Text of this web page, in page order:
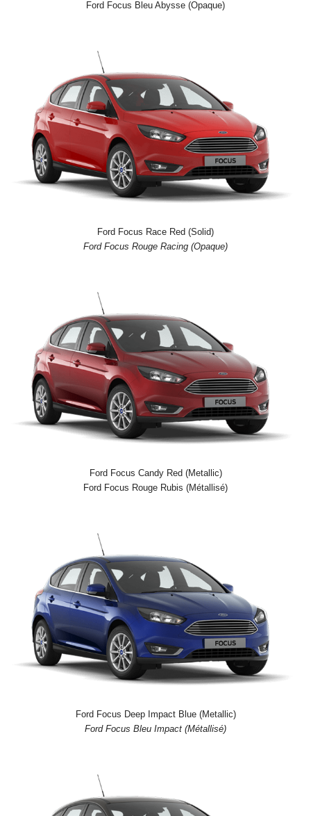
Ford Focus Bleu Abysse (Opaque)
Ford Focus Race Red (Solid)
Ford Focus Rouge Racing (Opaque)
Ford Focus Candy Red (Metallic)
Ford Focus Rouge Rubis (Métallisé)
Ford Focus Deep Impact Blue (Metallic)
Ford Focus Bleu Impact (Métallisé)